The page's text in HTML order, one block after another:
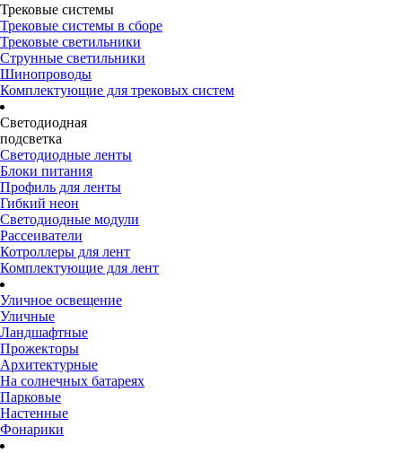
Трековые системы
Трековые системы в сборе
Трековые светильники
Струнные светильники
Шинопроводы
Комплектующие для трековых систем
Светодиодная
подсветка
Светодиодные ленты
Блоки питания
Профиль для ленты
Гибкий неон
Светодиодные модули
Рассеиватели
Котроллеры для лент
Комплектующие для лент
Уличное освещение
Уличные
Ландшафтные
Прожекторы
Архитектурные
На солнечных батареях
Парковые
Настенные
Фонарики